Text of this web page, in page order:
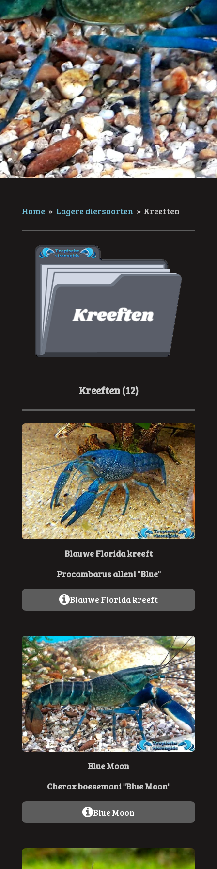
Home » Lagere diersoorten » Kreeften
Kreeften (12)
Blauwe Florida kreeft
Procambarus alleni "Blue"
Blauwe Florida kreeft
Blue Moon
Cherax boesemani "Blue Moon"
Blue Moon